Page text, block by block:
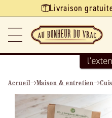
Ignorer et
passer au Livraison
Accueil Maison & entretien
Passer aux
informations
produits